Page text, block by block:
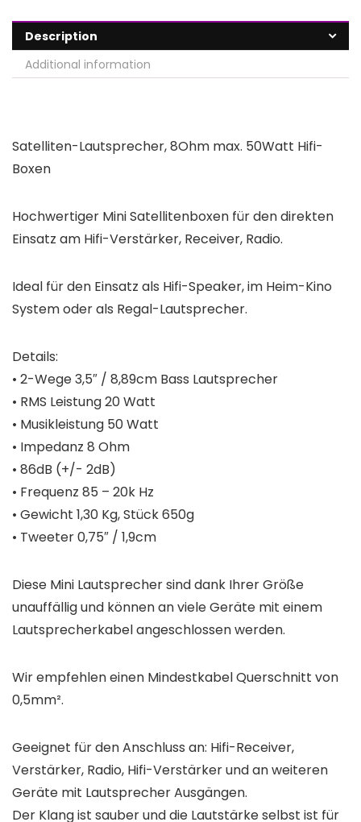
Description
Additional information
Satelliten-Lautsprecher, 8Ohm max. 50Watt Hifi-
Boxen
Hochwertiger Mini Satellitenboxen für den direkten
Einsatz am Hifi-Verstärker, Receiver, Radio.
Ideal für den Einsatz als Hifi-Speaker, im Heim-Kino
System oder als Regal-Lautsprecher.
Details:
• 2-Wege 3,5″ / 8,89cm Bass Lautsprecher
• RMS Leistung 20 Watt
• Musikleistung 50 Watt
• Impedanz 8 Ohm
• 86dB (+/- 2dB)
• Frequenz 85 – 20k Hz
• Gewicht 1,30 Kg, Stück 650g
• Tweeter 0,75″ / 1,9cm
Diese Mini Lautsprecher sind dank Ihrer Größe
unauffällig und können an viele Geräte mit einem
Lautsprecherkabel angeschlossen werden.
Wir empfehlen einen Mindestkabel Querschnitt von
0,5mm².
Geeignet für den Anschluss an: Hifi-Receiver,
Verstärker, Radio, Hifi-Verstärker und an weiteren
Geräte mit Lautsprecher Ausgängen.
Der Klang ist sauber und die Lautstärke selbst ist für